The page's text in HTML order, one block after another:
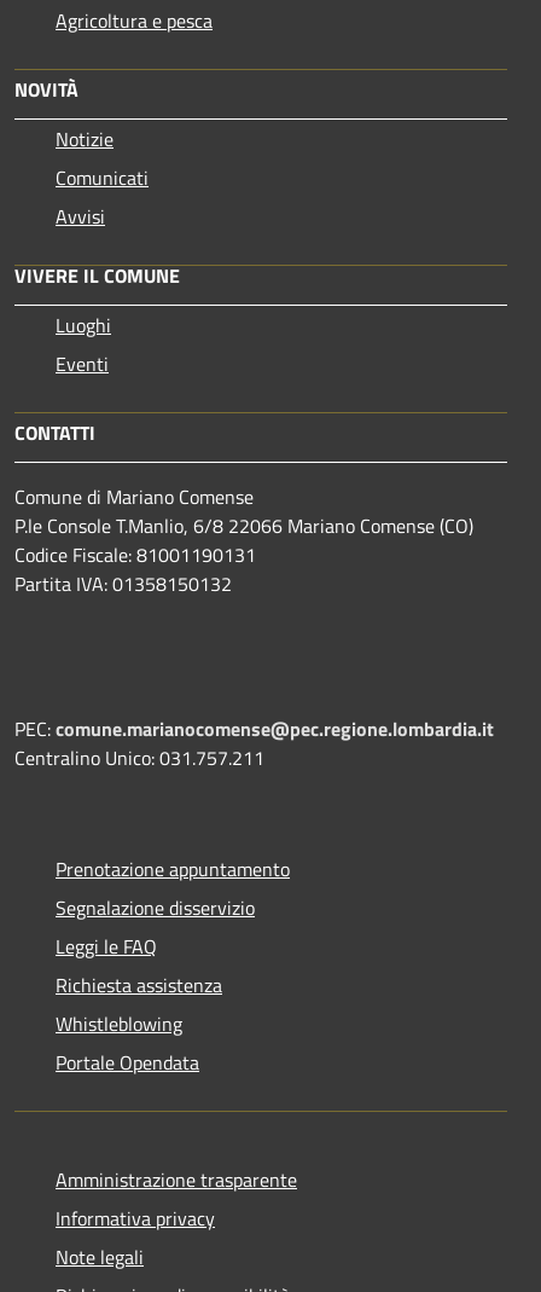
Agricoltura e pesca
NOVITÀ
Notizie
Comunicati
Avvisi
VIVERE IL COMUNE
Luoghi
Eventi
CONTATTI
Comune di Mariano Comense
P.le Console T.Manlio, 6/8 22066 Mariano Comense (CO)
Codice Fiscale: 81001190131
Partita IVA: 01358150132
PEC:comune.marianocomense@pec.regione.lombardia.it
Centralino Unico: 031.757.211
Prenotazione appuntamento
Segnalazione disservizio
Leggi le FAQ
Richiesta assistenza
Whistleblowing
Portale Opendata
Amministrazione trasparente
Informativa privacy
Note legali